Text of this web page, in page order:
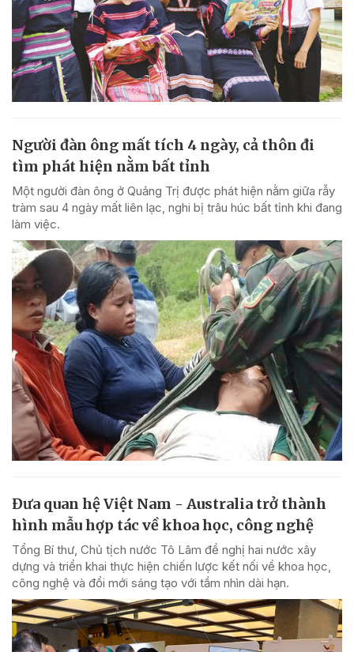
Người đàn ông mất tích 4 ngày, cả thôn đi
tìm phát hiện nằm bất tỉnh
Một người đàn ông ở Quảng Trị được phát hiện nằm giữa rẫy
tràm sau 4 ngày mất liên lạc, nghi bị trâu húc bất tỉnh khi đang
làm việc.
Đưa quan hệ Việt Nam - Australia trở thành
hình mẫu hợp tác về khoa học, công nghệ
Tổng Bí thư, Chủ tịch nước Tô Lâm đề nghị hai nước xây
dựng và triển khai thực hiện chiến lược kết nối về khoa học,
công nghệ và đổi mới sáng tạo với tầm nhìn dài hạn.